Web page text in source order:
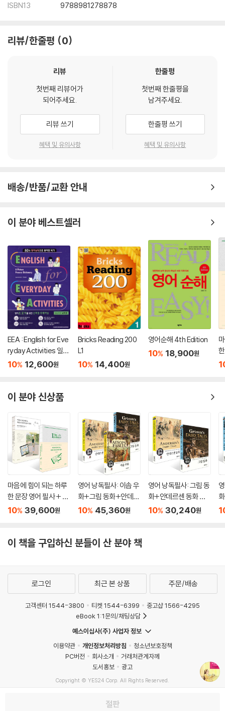
ISBN13
9788981278878
리뷰/한줄평 0
리뷰
첫번째 리뷰어가
되어주세요.
리뷰 쓰기
혜택 및 유의사항
한줄평
첫번째 한줄평을
남겨주세요.
한줄평 쓰기
혜택 및 유의사항
배송/반품/교환 안내
이 분야 베스트셀러
EEA : English for Eve
ryday Activities 일상
표현 낭독편
10% 12,600원
Bricks Reading 200
L1
10% 14,400원
영어순해 4th Edition
10% 18,900원
이 분야 신상품
마음에 힘이 되는 하루
한 문장 영어 필사 + 마
음이 단단해지는 하루
10% 39,600원
영어 낭독필사: 이솝 우
화+그림 동화+안데르
센 동화 세트
10% 45,360원
영어 낭독필사: 그림 동
화+안데르센 동화 세
트
10% 30,240원
이 책을 구입하신 분들이 산 분야 책
절판
로그인 최근 본 상품 주문/배송
고객센터 1544-3800 티켓 1544-6399
중고샵 1566-4295
eBook 1:1문의/채팅상담
예스이십사(주) 사업자 정보
이용약관
개인정보처리방침
청소년보호정책
PC버전
회사소개
거래처관계자께
도서홍보
광고
Copyright © YES24 Corp. All Rights Reserved.